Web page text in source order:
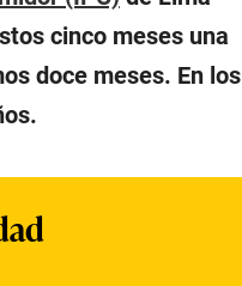
cinco meses una
doce meses. En los